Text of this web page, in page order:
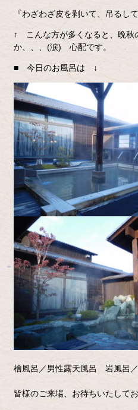
『わざわざ皮を剥いて、吊るし
↑ こんな方が多くなると、晩秋
か、、、(涙) 心配です。
■今日のお風呂は ↓
檜風呂／男性露天風呂 岩風呂
皆様のご来場、お待ちいたしてお